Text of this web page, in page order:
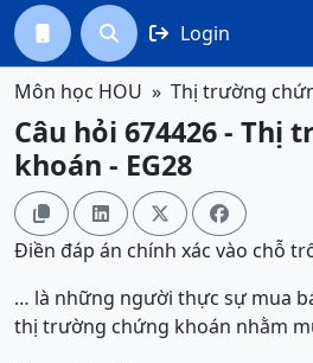
  Login
Môn học HOU Thị trường
Câu hỏi 674426 - Thị
khoán - EG28
   
Điền đáp án chính xác vào chỗ
… là những người thực sự mua
thị trường chứng khoán nhằm